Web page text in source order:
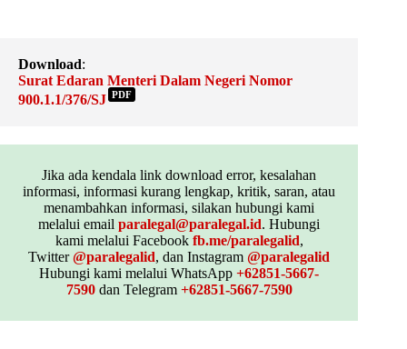
Download:
Surat Edaran Menteri Dalam Negeri Nomor
900.1.1/376/SJ PDF
Jika ada kendala link download error, kesalahan
informasi, informasi kurang lengkap, kritik, saran, atau
menambahkan informasi, silakan hubungi kami
melalui emailparalegal@paralegal.id. Hubungi
kami melalui Facebook fb.me/paralegalid,
Twitter@paralegalid, dan Instagram@paralegalid
Hubungi kami melalui WhatsApp+62851-5667-
7590dan Telegram +62851-5667-7590